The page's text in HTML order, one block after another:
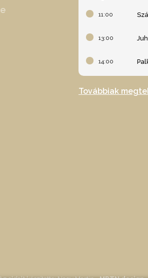
11:00
13:00
14:00
Továbbiak